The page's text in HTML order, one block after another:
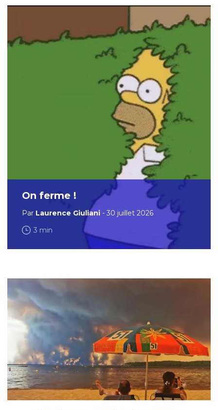
On ferme !
Par Laurence Giuliani - 30 juillet 2026
3 min